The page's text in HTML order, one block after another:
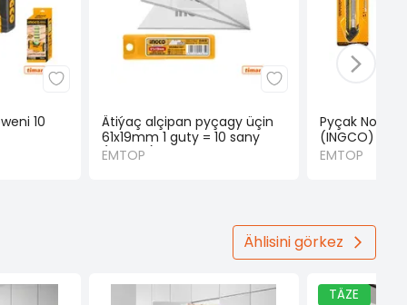
10
Ätiýaç alçipan pyçagy üçin
61x19mm 1 guty = 10 sany
(INGCO)
EMTOP
Pyçak No3
(INGCO)
EMTOP
Ählisini görkez
TÄZE